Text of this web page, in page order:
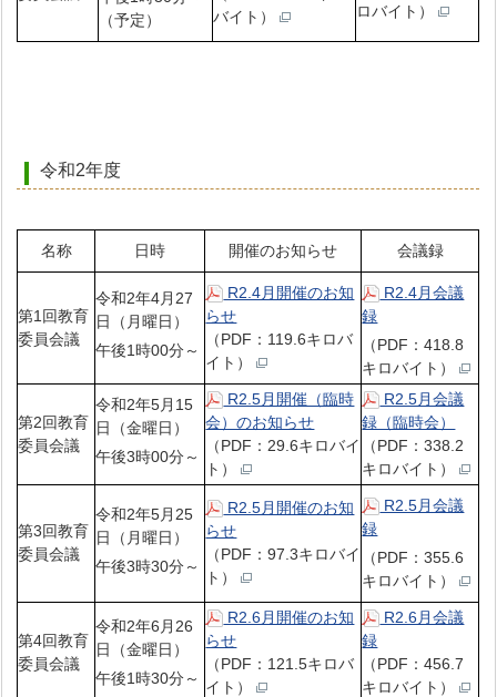
（予定）
バイト）
ロバイト）
令和2年度
名称 日時 開催のお知らせ 会議録
第1回教育
委員会議
令和2年4月27
日（月曜日）
午後1時00分～
R2.4月開催のお知
らせ
（PDF：119.6キロバ
イト）
R2.4月会議
録
（PDF：418.8
キロバイト）
第2回教育
委員会議
令和2年5月15
日（金曜日）
午後3時00分～
R2.5月開催（臨時
会）のお知らせ
（PDF：29.6キロバイ
ト）
R2.5月会議
録（臨時会）
（PDF：338.2
キロバイト）
第3回教育
委員会議
令和2年5月25
日（月曜日）
午後3時30分～
R2.5月開催のお知
らせ
（PDF：97.3キロバイ
ト）
R2.5月会議
録
（PDF：355.6
キロバイト）
第4回教育
委員会議
令和2年6月26
日（金曜日）
午後1時30分～
R2.6月開催のお知
らせ
（PDF：121.5キロバ
イト）
R2.6月会議
録
（PDF：456.7
キロバイト）